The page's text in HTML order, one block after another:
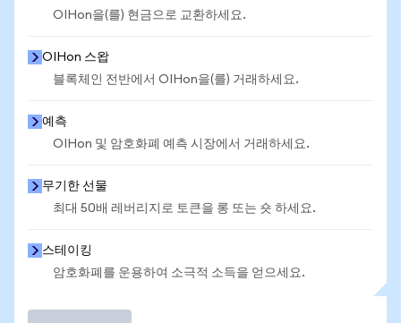
OIHon을(를) 현금으로 교환하세요.
OIHon 스왑
블록체인 전반에서 OIHon을(를) 거래하세요.
예측
OIHon 및 암호화폐 예측 시장에서 거래하세요.
무기한 선물
최대 50배 레버리지로 토큰을 롱 또는 숏 하세요.
스테이킹
암호화폐를 운용하여 소극적 소득을 얻으세요.